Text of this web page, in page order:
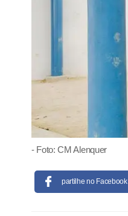
- Foto: CM Alenquer
partilhe no Facebook